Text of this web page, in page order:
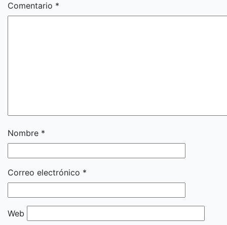
Comentario *
Nombre *
Correo electrónico *
Web